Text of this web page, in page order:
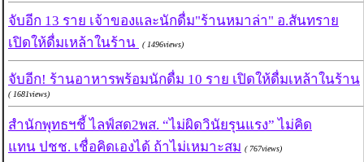
จับอีก 13 ราย เจ้าของและนักดื่ม"ร้านหมาล่า" อ.สันทราย
เปิดให้ดื่มเหล้าในร้าน
( 1496views)
จับอีก! ร้านอาหารพร้อมนักดื่ม 10 ราย เปิดให้ดื่มเหล้าในร้าน
( 1681views)
สำนักพุทธฯชี้ ไลฟ์สด2พส. “ไม่ผิดวินัยรุนแรง” ไม่คิด
แทน ปชช. เชื่อคิดเองได้ ถ้าไม่เหมาะสม ( 767views)